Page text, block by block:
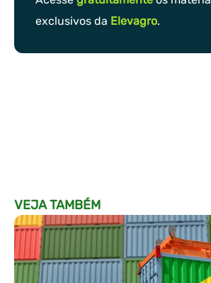
exclusivos da Elevagro.
VEJA TAMBÉM